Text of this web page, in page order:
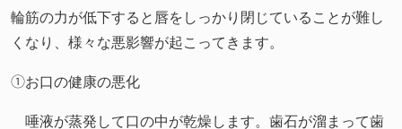
輪筋の力が低下すると唇をしっかり閉じていることが難し
くなり、様々な悪影響が起こってきます。
①お口の健康の悪化
唾液が蒸発して口の中が乾燥します。歯石が溜まって歯